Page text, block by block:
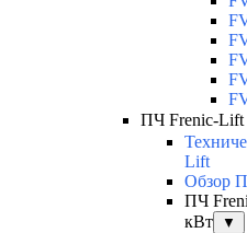
ПЧ Frenic-Lift
Lift
Обзор
ПЧ
кВт
▼